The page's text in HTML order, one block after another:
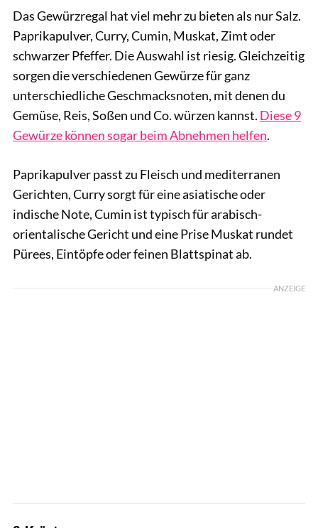
Das Gewürzregal hat viel mehr zu bieten als nur Salz.
Paprikapulver, Curry, Cumin, Muskat, Zimt oder
schwarzer Pfeffer. Die Auswahl ist riesig. Gleichzeitig
sorgen die verschiedenen Gewürze für ganz
unterschiedliche Geschmacksnoten, mit denen du
Gemüse, Reis, Soßen und Co. würzen kannst. Diese 9
Gewürze können sogar beim Abnehmen helfen.
Paprikapulver passt zu Fleisch und mediterranen
Gerichten, Curry sorgt für eine asiatische oder
indische Note, Cumin ist typisch für arabisch-
orientalische Gericht und eine Prise Muskat rundet
Pürees, Eintöpfe oder feinen Blattspinat ab.
ANZEIGE